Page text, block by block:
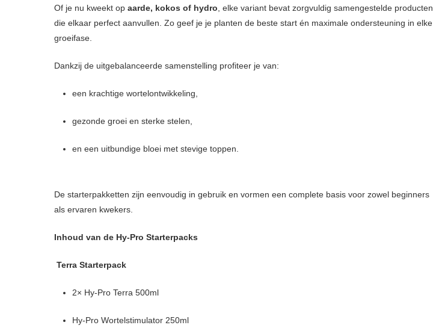
Of je nu kweekt op aarde, kokos of hydro , elke variant bevat zorgvuldig samengestelde producten
die elkaar perfect aanvullen. Zo geef je je planten de beste start én maximale ondersteuning in elke
groeifase.
Dankzij de uitgebalanceerde samenstelling profiteer je van:
een krachtige wortelontwikkeling,
gezonde groei en sterke stelen,
en een uitbundige bloei met stevige toppen.
De starterpakketten zijn eenvoudig in gebruik en vormen een complete basis voor zowel beginners
als ervaren kwekers.
Inhoud van de Hy-Pro Starterpacks
Terra Starterpack
2× Hy-Pro Terra 500ml
Hy-Pro Wortelstimulator 250ml